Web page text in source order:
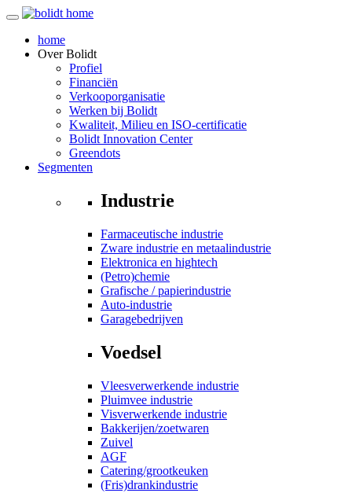
home
OverBolidt
Profiel
Financiën
Verkooporganisatie
Werken bij Bolidt
Kwaliteit, Milieu en ISO-certificatie
Bolidt Innovation Center
Greendots
Segmenten
Industrie
Farmaceutische industrie
Zware industrie en metaalindustrie
Elektronica en hightech
(Petro)chemie
Grafische / papierindustrie
Auto-industrie
Garagebedrijven
Voedsel
Vleesverwerkende industrie
Pluimvee industrie
Visverwerkende industrie
Bakkerijen/zoetwaren
Zuivel
AGF
Catering/grootkeuken
(Fris)drankindustrie